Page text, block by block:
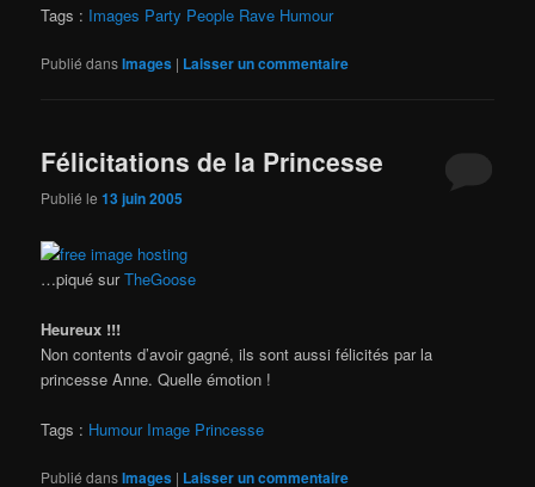
Tags : Images Party People Rave Humour
Publié dansImages | Laisser un commentaire
Félicitations de la Princesse
Publié le13 juin 2005
…piqué surTheGoose
Heureux !!!
Non contents d’avoir gagné, ils sont aussi félicités par la
princesse Anne. Quelle émotion !
Tags : Humour Image Princesse
Publié dansImages | Laisser un commentaire